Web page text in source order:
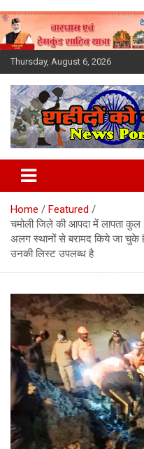
Skip
to
content
Thursday, August 6, 2026
Latest News
News,
Hindi
Home
Featured
चमोली जिले की आपदा में लापता
अलग स्थानों से बरामद किये जा
उनकी लिस्ट उपलब्ध है